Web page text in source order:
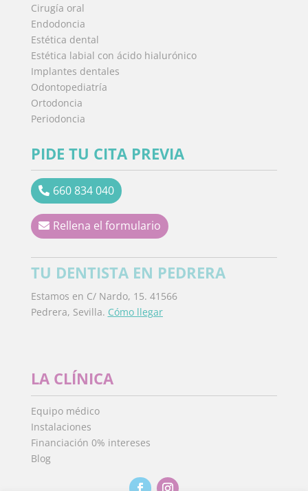
Cirugía oral
Endodoncia
Estética dental
Estética labial con ácido hialurónico
Implantes dentales
Odontopediatría
Ortodoncia
Periodoncia
PIDE TU CITA PREVIA
660 834 040
Rellena el formulario
TU DENTISTA EN PEDRERA
Estamos en C/ Nardo, 15. 41566
Pedrera, Sevilla. Cómo llegar
LA CLÍNICA
Equipo médico
Instalaciones
Financiación 0% intereses
Blog